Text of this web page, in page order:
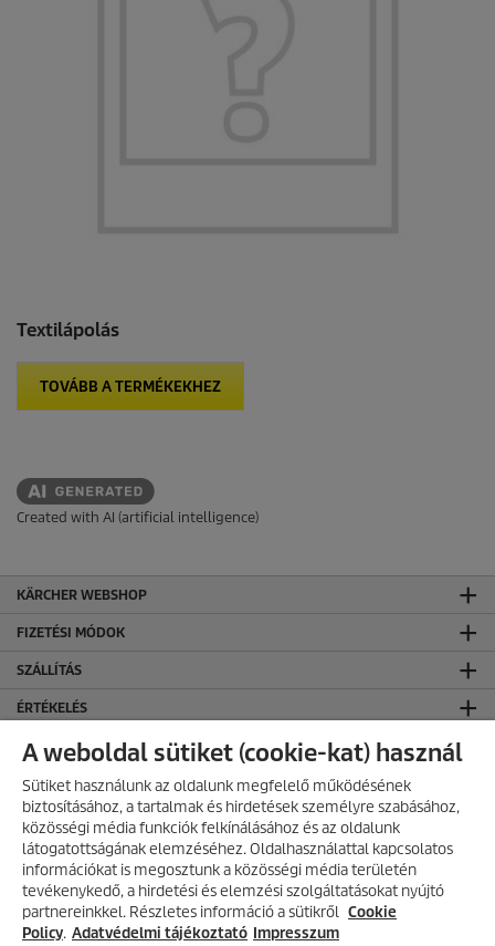
AKCIÓS TERMÉKEK
Fedezd fel folyamatosan frissülő
akciós kínálatunkat, és találd meg
Textilápolás
TOVÁBB A TERMÉKEKHEZ
Created with AI (artificial intelligence)
KÄRCHER WEBSHOP
FIZETÉSI MÓDOK
SZÁLLÍTÁS
ÉRTÉKELÉS
KÄRCHER KÖZÖSSÉGI OLDALAK
CO₂-SEMLEGES WEBOLDAL
KAPCSOLAT
KAPCSOLAT
ÁLTALÁNOS INFORMÁCIÓK
ÁSZF ÉS ADATVÉDELEM
A weboldal sütiket (cookie-kat) használ
Sütiket használunk az oldalunk megfelelő működésének
biztosításához, a tartalmak és hirdetések személyre szabásához,
közösségi média funkciók felkínálásához és az oldalunk
látogatottságának elemzéséhez. Oldalhasználattal kapcsolatos
információkat is megosztunk a közösségi média területén
tevékenykedő, a hirdetési és elemzési szolgáltatásokat nyújtó
partnereinkkel. Részletes információ a sütikről Cookie
Policy. Adatvédelmi tájékoztató Impresszum